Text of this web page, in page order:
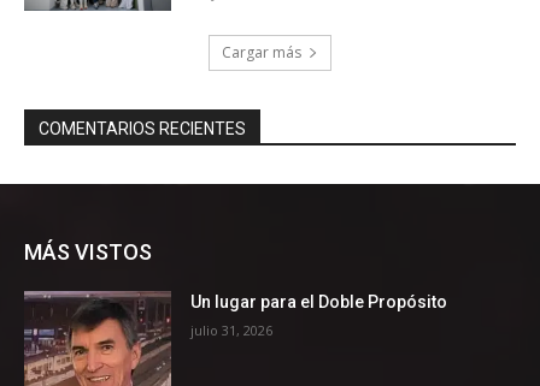
MÁS VISTOS
Un lugar para el Doble Propósito
julio 31, 2026